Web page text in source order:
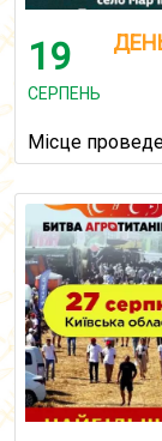
19
СЕРПЕНЬ
Місце